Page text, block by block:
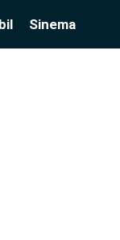
Sinema